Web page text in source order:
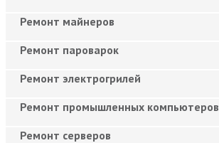
Ремонт майнеров
Ремонт пароварок
Ремонт электрогрилей
Ремонт промышленных компьютеров
Ремонт серверов